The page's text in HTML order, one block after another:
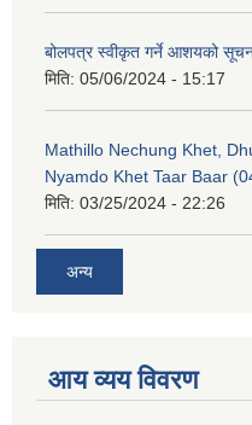
बोलपत्र स्वीकृत गर्ने आशयको
मिति: 05/06/2024 - 15:17
Mathillo Nechung Khet,
Nyamdo Khet Taar Baar
मिति: 03/25/2024 - 22:26
अन्य
आय व्यय विवरण